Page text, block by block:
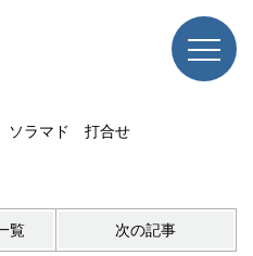
ソラマド 打合せ
覧 次の記事